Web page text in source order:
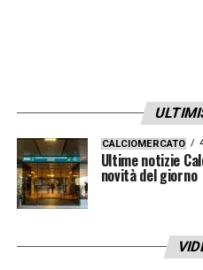
CALCIOMERCATO
Ultime notizie
novità del giorno